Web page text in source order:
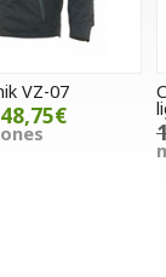
elástica
rojo